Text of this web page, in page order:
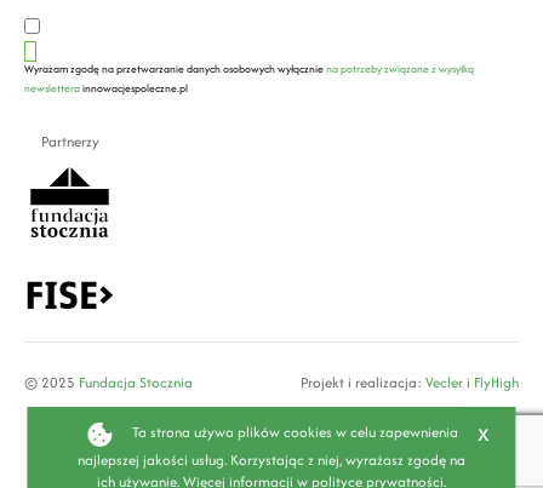
Wyrażam zgodę na przetwarzanie danych osobowych wyłączniena potrzeby związane z wysyłką
newsletterainnowacjespoleczne.pl
Partnerzy
© 2025 Fundacja Stocznia Projekt i realizacja: Vecler i FlyHigh
Ta strona używa plików cookies w celu zapewnienia
najlepszej jakości usług. Korzystając z niej, wyrażasz zgodę na
ich używanie. Więcej informacji wpolityce prywatności.
x